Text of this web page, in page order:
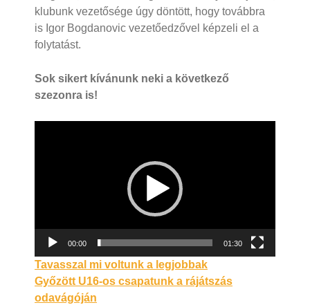
klubunk vezetősége úgy döntött, hogy továbbra
is Igor Bogdanovic vezetőedzővel képzeli el a
folytatást.
Sok sikert kívánunk neki a következő
szezonra is!
00:00 01:30
Bejegyzés
navigáció
Tavasszal mi voltunk a legjobbak
Győzött U16-os csapatunk a rájátszás
odavágóján